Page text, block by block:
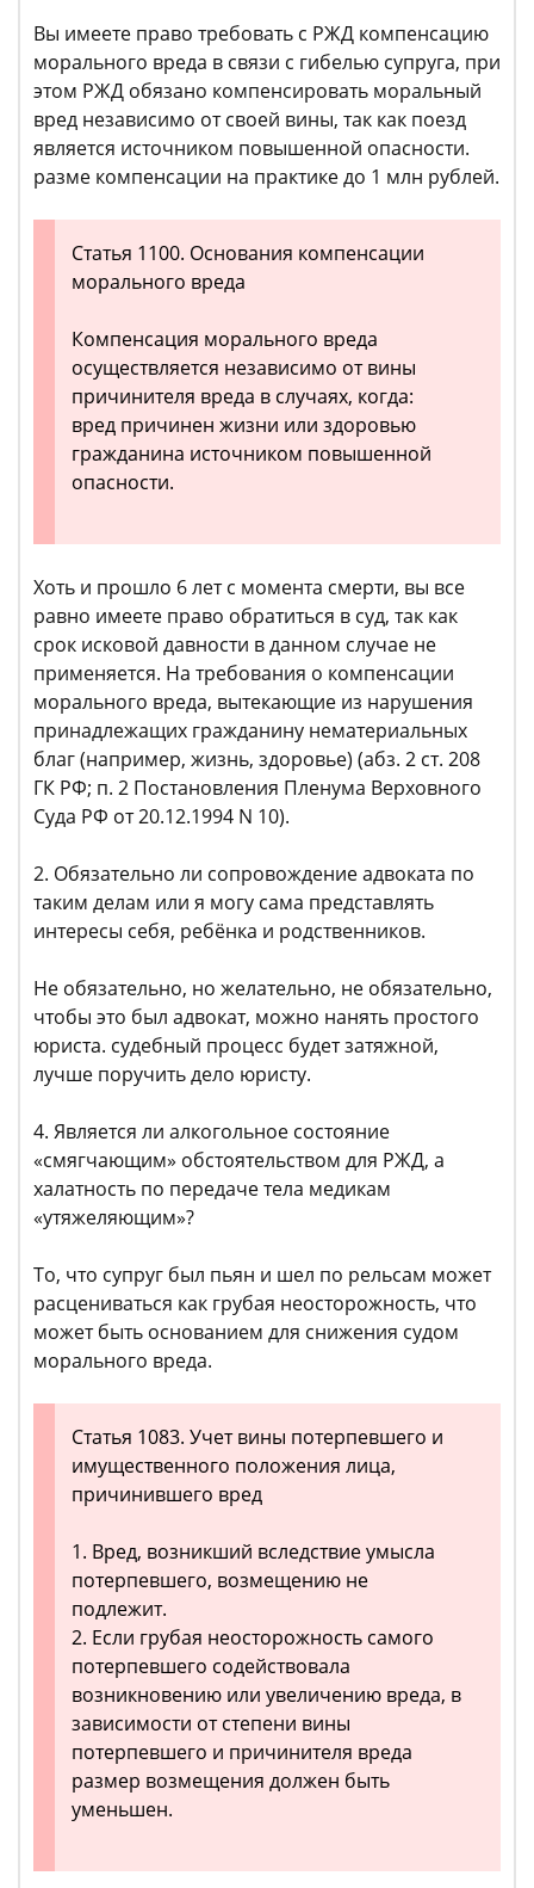
Вы имеете право требовать с РЖД компенсацию
морального вреда в связи с гибелью супруга, при
этом РЖД обязано компенсировать моральный
вред независимо от своей вины, так как поезд
является источником повышенной опасности.
разме компенсации на практике до 1 млн рублей.
Статья 1100. Основания компенсации
морального вреда
Компенсация морального вреда
осуществляется независимо от вины
причинителя вреда в случаях, когда:
вред причинен жизни или здоровью
гражданина источником повышенной
опасности.
Хоть и прошло 6 лет с момента смерти, вы все
равно имеете право обратиться в суд, так как
срок исковой давности в данном случае не
применяется. На требования о компенсации
морального вреда, вытекающие из нарушения
принадлежащих гражданину нематериальных
благ (например, жизнь, здоровье) (абз. 2 ст. 208
ГК РФ; п. 2 Постановления Пленума Верховного
Суда РФ от 20.12.1994 N 10).
2. Обязательно ли сопровождение адвоката по
таким делам или я могу сама представлять
интересы себя, ребёнка и родственников.
Не обязательно, но желательно, не обязательно,
чтобы это был адвокат, можно нанять простого
юриста. судебный процесс будет затяжной,
лучше поручить дело юристу.
4. Является ли алкогольное состояние
«смягчающим» обстоятельством для РЖД, а
халатность по передаче тела медикам
«утяжеляющим»?
То, что супруг был пьян и шел по рельсам может
расцениваться как грубая неосторожность, что
может быть основанием для снижения судом
морального вреда.
Статья 1083. Учет вины потерпевшего и
имущественного положения лица,
причинившего вред
1. Вред, возникший вследствие умысла
потерпевшего, возмещению не
подлежит.
2. Если грубая неосторожность самого
потерпевшего содействовала
возникновению или увеличению вреда, в
зависимости от степени вины
потерпевшего и причинителя вреда
размер возмещения должен быть
уменьшен.